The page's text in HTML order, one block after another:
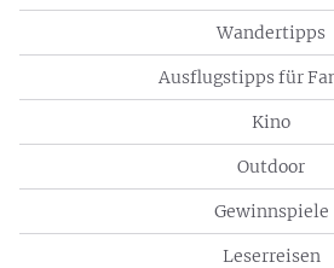
Wandertipps
Ausflugstipps für
Kino
Outdoor
Gewinnspiele
Leserreisen